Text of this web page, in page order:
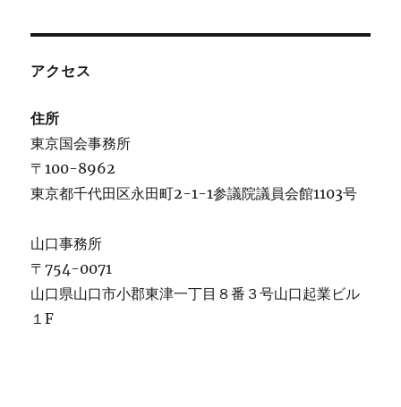
アクセス
住所
東京国会事務所
〒100-8962
東京都千代田区永田町2-1-1参議院議員会館1103号
山口事務所
〒754-0071
山口県山口市小郡東津一丁目８番３号山口起業ビル
１F